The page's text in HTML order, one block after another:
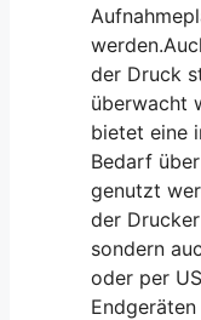
der Druck
überwacht
bietet eine
Bedarf
genutzt
der
sondern
oder per